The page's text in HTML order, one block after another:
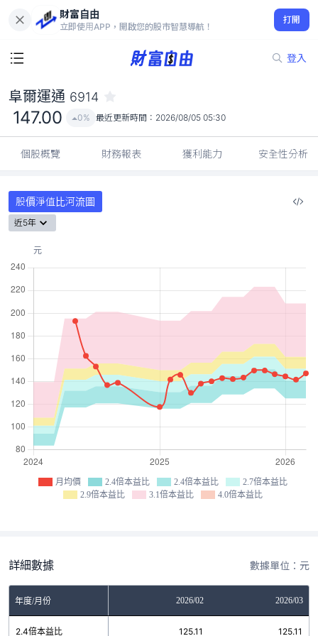
財富自由
立即使用APP，開啟您的股市智慧導航！
打開
登入
147.00
0%
阜爾運通 6914
147.00 0% 最近更新時間： 2026/08/05 05:30
個股概覽 財務報表 獲利能力 安全性分析
股價淨值比河流圖
近5年
月均價 2.4倍本益比 2.4倍本益比
2.7倍本益比
2.9倍本益比
3.1倍本益比 4.0倍本益比
詳細數據 數據單位：元
年度/月份 2026/02 2026/03
2.4倍本益比 125.11 125.11